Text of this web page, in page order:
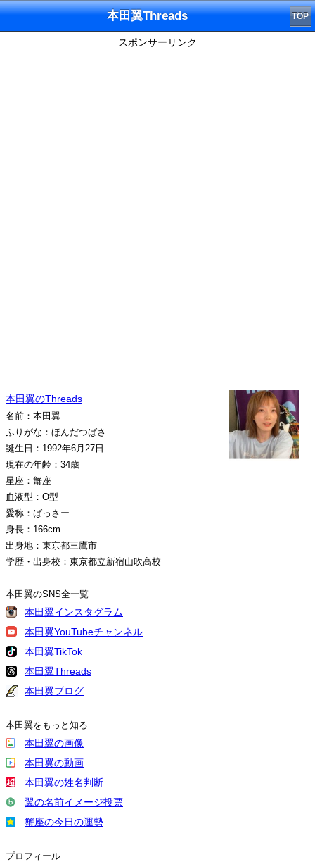
本田翼Threads TOP
スポンサーリンク
本田翼のThreads
名前：本田翼
ふりがな：ほんだつばさ
誕生日：1992年6月27日
現在の年齢：34歳
星座：蟹座
血液型：O型
愛称：ばっさー
身長：166cm
出身地：東京都三鷹市
学歴・出身校：東京都立新宿山吹高校
本田翼のSNS全一覧
本田翼インスタグラム
本田翼YouTubeチャンネル
本田翼TikTok
本田翼Threads
本田翼ブログ
本田翼をもっと知る
本田翼の画像
本田翼の動画
本田翼の姓名判断
翼の名前イメージ投票
蟹座の今日の運勢
プロフィール